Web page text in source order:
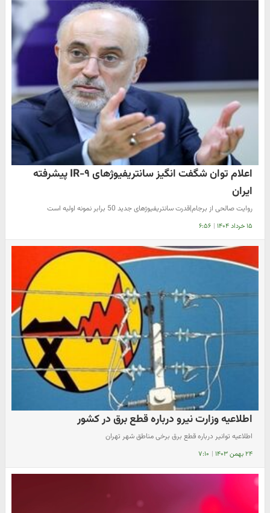
اعلام توان شگفت انگیز سانتریفیوژهای IR-۹ پیشرفته
ایران
روایت صالحی از برجام|قدرت سانتریفیوژهای جدید 50 برابر نمونه اولیه است
۱۵ خرداد ۱۴۰۴ | ۶:۵۶
اطلاعیه وزارت نیرو درباره قطع برق در کشور
اطلاعیه توانیر درباره قطع برق برخی مناطق شهر تهران
۲۴ بهمن ۱۴۰۳ | ۷:۱۰